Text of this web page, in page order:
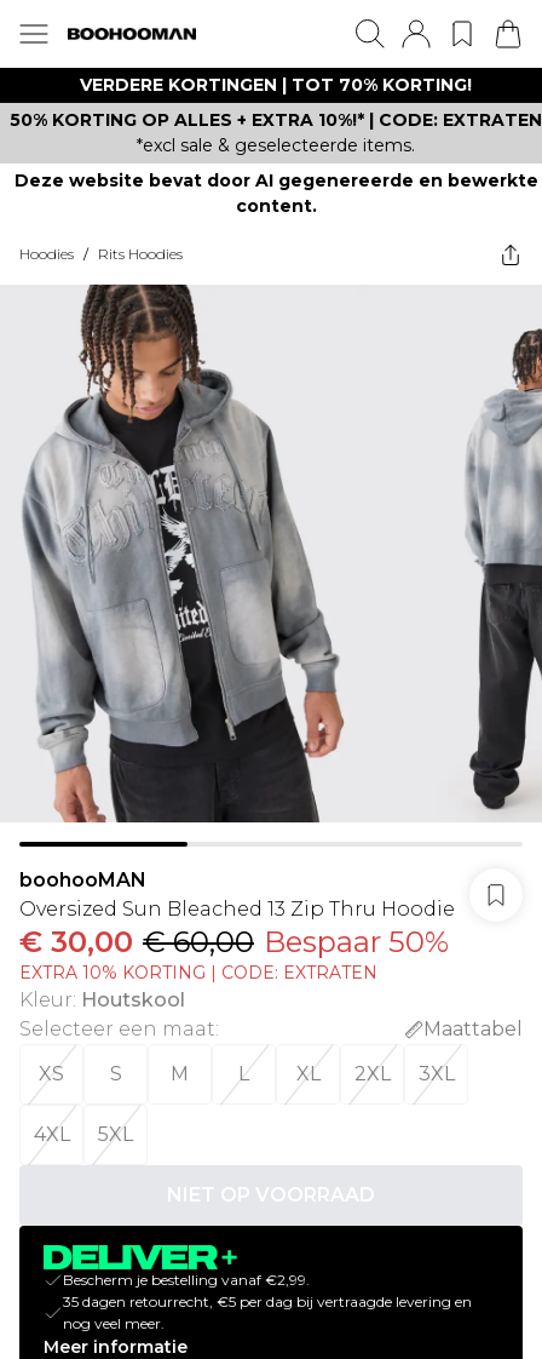
VERDERE KORTINGEN | TOT 70% KORTING!
50% KORTING OP ALLES + EXTRA 10%!* | CODE: EXTRATEN
*excl sale & geselecteerde items.
Deze website bevat door AI gegenereerde en bewerkte
content.
Hoodies / Rits Hoodies
boohooMAN
Oversized Sun Bleached 13 Zip Thru Hoodie
€ 30,00 € 60,00 Bespaar 50%
EXTRA 10% KORTING | CODE: EXTRATEN
Kleur: Houtskool
Selecteer een maat:
Maattabel
XS
S M L XL 2XL 3XL
4XL 5XL
NIET OP VOORRAAD
Bescherm je bestelling vanaf €2,99.
35 dagen retourrecht, €5 per dag bij vertraagde levering en
nog veel meer.
Meer informatie